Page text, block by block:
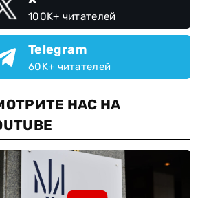
100K+ читателей
Telegram
60K+ читателей
НАС НА